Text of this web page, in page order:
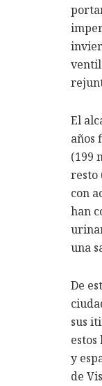
El
años
(199
resto
con
han
una
De
sus
y
de